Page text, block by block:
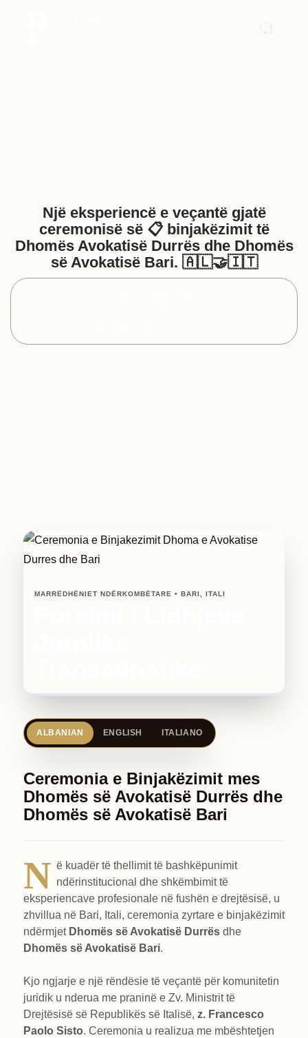
Një eksperiencë e veçantë gjatë
ceremonisë së 📋 binjakëzimit të
Dhomës Avokatisë Durrës dhe Dhomës
së Avokatisë Bari. 🇦🇱🤝🇮🇹
MARRËDHËNIET NDËRKOMBËTARE • BARI, ITALI
ALBANIAN ENGLISH ITALIANO
Ceremonia e Binjakëzimit mes
Dhomës së Avokatisë Durrës dhe
Dhomës së Avokatisë Bari
N ë kuadër të thellimit të bashkëpunimit
ndërinstitucional dhe shkëmbimit të
eksperiencave profesionale në fushën e drejtësisë, u
zhvillua në Bari, Itali, ceremonia zyrtare e binjakëzimit
ndërmjet Dhomës së Avokatisë Durrës dhe
Dhomës së Avokatisë Bari.
Kjo ngjarje e një rëndësie të veçantë për komunitetin
juridik u nderua me praninë e Zv. Ministrit të
Drejtësisë së Republikës së Italisë, z. Francesco
Paolo Sisto. Ceremonia u realizua me mbështetjen